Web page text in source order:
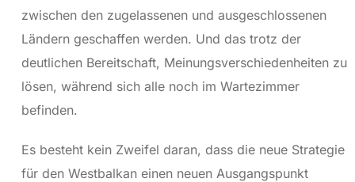
zwischen den zugelassenen und ausgeschlossenen
Ländern geschaffen werden. Und das trotz der
deutlichen Bereitschaft, Meinungsverschiedenheiten zu
lösen, während sich alle noch im Wartezimmer
befinden.
Es besteht kein Zweifel daran, dass die neue Strategie
für den Westbalkan einen neuen Ausgangspunkt